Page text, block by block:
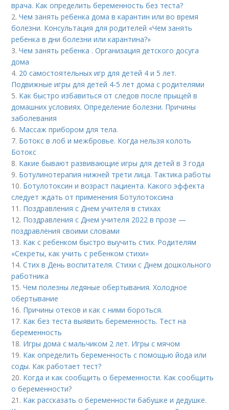
врача. Как определить беременность без теста?
2.Чем занять ребенка дома в карантин или во время
болезни. Консультация для родителей «Чем занять
ребенка в дни болезни или карантина?»
3.Чем занять ребенка . Организация детского досуга
дома
4. 20 самостоятельных игр для детей 4 и 5 лет.
Подвижные игры для детей 4-5 лет дома с родителями
5. Как быстро избавиться от следов после прыщей в
домашних условиях. Определение болезни. Причины
заболевания
6. Массаж прибором для тела.
7. Ботокс в лоб и межбровье. Когда нельзя колоть
Ботокс
8. Какие бывают развивающие игры для детей в 3 года
9. Ботулинотерапия нижней трети лица. Тактика работы
10. Ботулотоксин и возраст пациента. Какого эффекта
следует ждать от применения Ботулотоксина
11. Поздравления с Днем учителя в стихах
12. Поздравления с Днем учителя 2022 в прозе —
поздравления своими словами
13. Как с ребенком быстро выучить стих. Родителям
«Секреты, как учить с ребенком стихи»
14.Стих в День воспитателя. Стихи с Днем дошкольного
работника
15.Чем полезны ледяные обертывания. Холодное
обертывание
16. Причины отеков и как с ними бороться.
17. Как без теста выявить беременность. Тест на
беременность
18. Игры дома с мальчиком 2 лет. Игры с мячом
19. Как определить беременность с помощью йода или
соды. Как работает тест?
20. Когда и как сообщить о беременности. Как сообщить
о беременности?
21. Как рассказать о беременности бабушке и дедушке.